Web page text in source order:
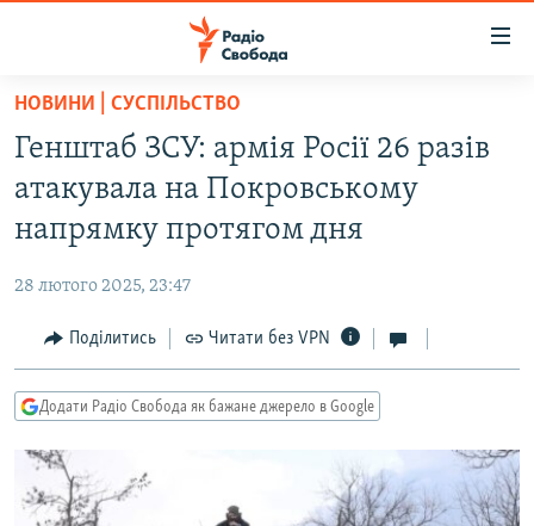
Перейти
основного
матеріалу
Перейти
до
основної
Перейти
до
пошуку
РАДІО СВОБОДА – 70 РОКІВ
СТАТТІ
СУСПІЛЬСТВО
УКРАЇНА
СВІТ
РОСІЙСЬКА «ФІЛЬТРАЦІЯ»
ДОНБАС.РЕАЛІЇ
ТИ ЯК?
СХЕМИ
КИТАЙ.ВИКЛИКИ
НОВИНИ | СУСПІЛЬСТВО
Генштаб ЗСУ: армія Росії 26 разів
атакувала на Покровському
напрямку протягом дня
28 лютого 2025, 23:47
Поділитись Читати без VPN
Додати Радіо Свобода як бажане джерело в Google